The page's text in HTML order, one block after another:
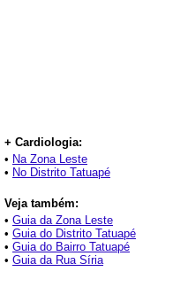
+ Cardiologia:
• Na Zona Leste
• No Distrito Tatuapé
Veja também:
• Guia da Zona Leste
• Guia do Distrito Tatuapé
• Guia do Bairro Tatuapé
• Guia da Rua Síria